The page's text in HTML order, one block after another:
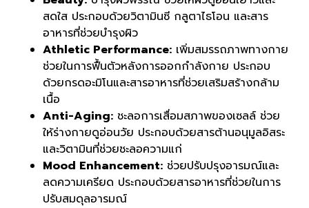
สดใส ประกอบด้วยวิตามินซี กลูตาไธโอน และสาร
อาหารที่ช่วยบำรุงผิว
Athletic Performance: เพิ่มสมรรถภาพทางกาย
ช่วยในการฟื้นตัวหลังการออกกำลังกาย ประกอบ
ด้วยกรดอะมิโนและสารอาหารที่ช่วยเสริมสร้างกล้าม
เนื้อ
Anti-Aging: ชะลอการเสื่อมสภาพของเซลล์ ช่วย
ให้ร่างกายดูอ่อนวัย ประกอบด้วยสารต้านอนุมูลอิสระ
และวิตามินที่ช่วยชะลอความแก่
Mood Enhancement: ช่วยปรับปรุงอารมณ์และ
ลดความเครียด ประกอบด้วยสารอาหารที่ช่วยในการ
ปรับสมดุลอารมณ์